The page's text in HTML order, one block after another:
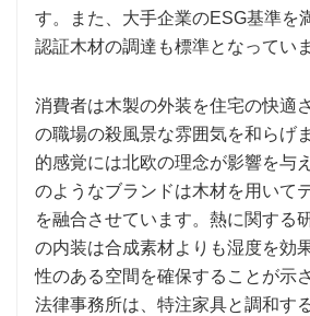
す。また、大手企業のESG基準を
認証木材の調達も標準となってい
消費者は木製の外装を住宅の快適
の職場の殺風景な雰囲気を和らげ
的感覚には北欧の理念が影響を与
のようなブランドは木材を用いて
を融合させています。熱に関する
の内装は合成素材よりも湿度を効
性のある空間を確保することが示
法律事務所は、特注家具と調和す